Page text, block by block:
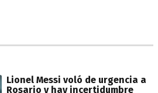
Lionel Messi voló de urgencia a
Rosario y hay incertidumbre